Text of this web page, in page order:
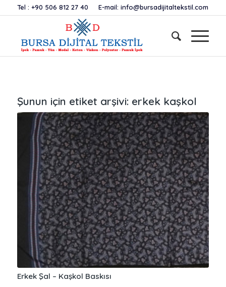
Tel :+90 506 812 27 40 E-mail:info@bursadijitaltekstil.com
Şunun için etiket arşivi: erkek kaşkol
Erkek Şal – Kaşkol Baskısı